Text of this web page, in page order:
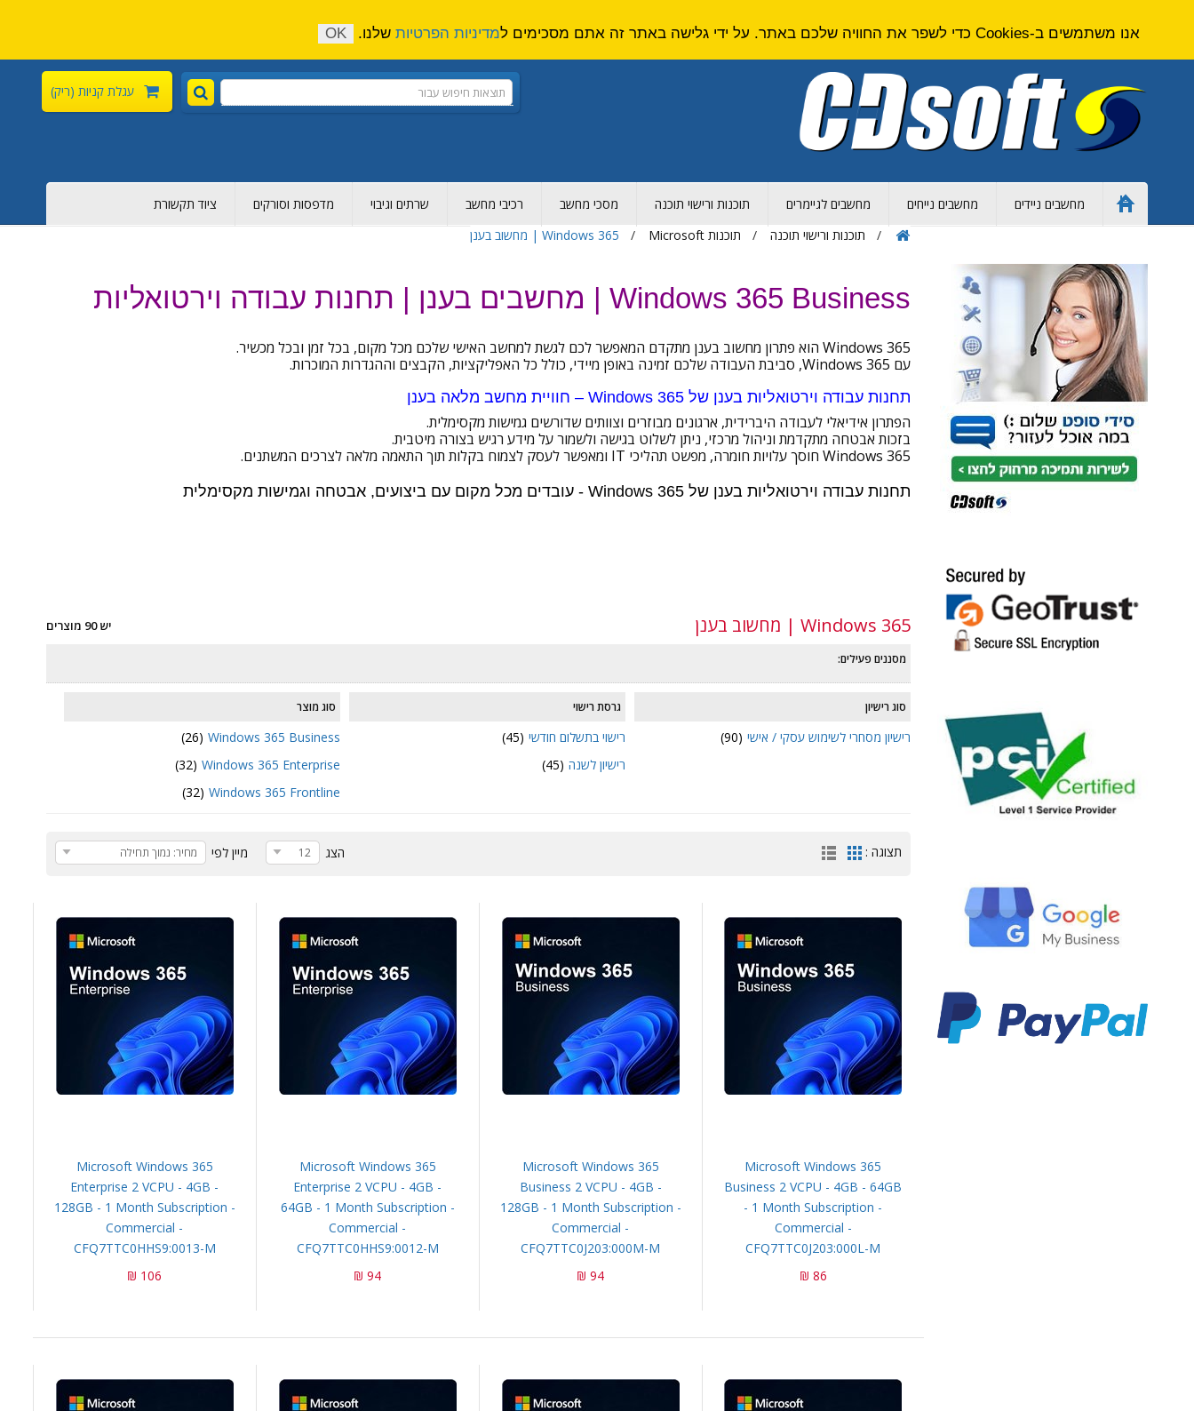
עגלת קניות (ריק)
Home
Page
מחשבים ניידים מחשבים נייחים מחשבים לגיימרים תוכנות ורישוי תוכנה מסכי מחשב רכיבי מחשב שרתים וגיבוי מדפסות וסורקים
ציוד תקשורת
תוכנות ורישוי תוכנה
תוכנות Microsoft Windows 365 | מחשוב בענן
Windows 365 Business | מחשבים בענן | תחנות עבודה וירטואליות
Windows 365הוא פתרון מחשוב בענן מתקדם המאפשר לכם לגשת למחשב האישי שלכם מכל מקום, בכל זמן ובכל מכשיר.
עם Windows 365, סביבת העבודה שלכם זמינה באופן מיידי, כולל כל האפליקציות, הקבצים וההגדרות המוכרות.
תחנות עבודה וירטואליות בענן של Windows 365 – חוויית מחשב מלאה בענן
הפתרון אידיאלי לעבודה היברידית, ארגונים מבוזרים וצוותים שדורשים גמישות מקסימלית.
בזכות אבטחה מתקדמת וניהול מרכזי, ניתן לשלוט בגישה ולשמור על מידע רגיש בצורה מיטבית.
Windows 365 חוסך עלויות חומרה, מפשט תהליכי IT ומאפשר לעסק לצמוח בקלות תוך התאמה מלאה לצרכים המשתנים.
תחנות עבודה וירטואליות בענן של Windows 365 - עובדים מכל מקום עם ביצועים, אבטחה וגמישות מקסימלית
Windows 365 | מחשוב בענן יש 90 מוצרים
מסננים פעילים:
סוג רישיון
רישיון מסחרי לשימוש עסקי / אישי (90)
גרסת רישוי
רישוי בתשלום חודשי (45)
רישיון לשנה (45)
סוג מוצר
Windows 365 Business
(26)
Windows 365 Enterprise
(32)
Windows 365 Frontline
(32)
תצוגה : מיין לפי מחיר: נמוך תחילה הצג 12
Microsoft Windows 365
Business 2 VCPU - 4GB - 64GB
- 1 Month Subscription -
Commercial -
CFQ7TTC0J203:000L-M
86 ₪
Microsoft Windows 365
Business 2 VCPU - 4GB -
128GB - 1 Month Subscription -
Commercial -
CFQ7TTC0J203:000M-M
94 ₪
Microsoft Windows 365
Enterprise 2 VCPU - 4GB -
64GB - 1 Month Subscription -
Commercial -
CFQ7TTC0HHS9:0012-M
94 ₪
Microsoft Windows 365
Enterprise 2 VCPU - 4GB -
128GB - 1 Month Subscription -
Commercial -
CFQ7TTC0HHS9:0013-M
106 ₪
אנו משתמשים ב-Cookies כדי לשפר את החוויה שלכם באתר. על ידי גלישה באתר זה אתם מסכימים ל מדיניות הפרטיות שלנו. OK